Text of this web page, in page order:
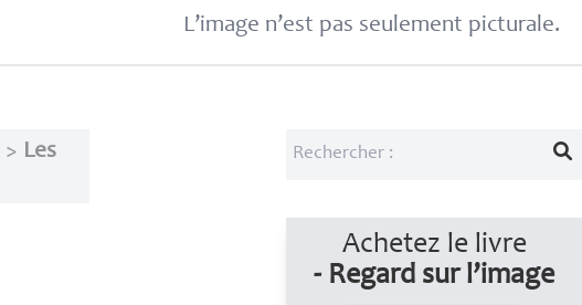
L’image n’est pas seulement picturale.
> Les
Achetez le livre
- Regard sur l’image